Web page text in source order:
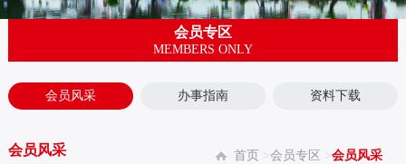
会员专区
MEMBERS ONLY
会员风采 办事指南 资料下载
首页 >会员专区 >会员风采
会员风采